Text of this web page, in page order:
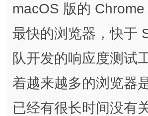
macOS 版的
最快的浏览器，快于
队开发的响应度测试
着越来越多的浏览器
已经有很长时间没有